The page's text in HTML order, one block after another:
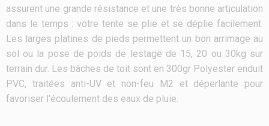
assurent une grande résistance et une très bonne articulation
dans le temps : votre tente se plie et se déplie facilement.
Les larges platines de pieds permettent un bon arrimage au
sol ou la pose de poids de lestage de 15, 20 ou 30kg sur
terrain dur. Les bâches de toit sont en 300gr Polyester enduit
PVC, traitées anti-UV et non-feu M2 et déperlante pour
favoriser l'écoulement des eaux de pluie.